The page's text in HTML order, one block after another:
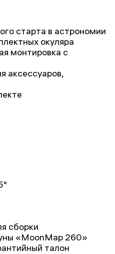
старта в астрономии
окуляра
монтировка с
аксессуаров,
сборки
«MoonMap 260»
талон